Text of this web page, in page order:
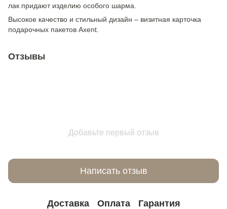
лак придают изделию особого шарма.
Высокое качество и стильный дизайн – визитная карточка
подарочных пакетов Axent.
Отзывы
Добавьте первый отзыв
Написать отзыв
Доставка Оплата Гарантия